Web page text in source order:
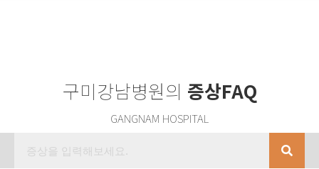
구미강남병원의 증상FAQ
GANGNAM HOSPITAL